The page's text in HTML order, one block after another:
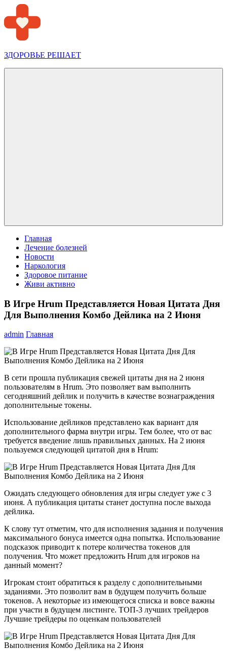
Перейти
к
содержимому
ЗДОРОВЬЕ РЕШАЕТ
Главная
Лечение болезней
Новости
Наркология
Здоровое питание
Живи активно
В Игре Hrum Представляется Новая Цитата Дня
Для Выполнения Комбо Дейлика на 2 Июня
admin Главная
В сети прошла публикация свежей цитаты дня на 2 июня
пользователям в Hrum. Это позволяет вам выполнить
сегодняшний дейлик и получить в качестве вознаграждения
дополнительные токены.
Использование дейликов представлено как вариант для
дополнительного фарма внутри игры. Тем более, что от вас
требуется введение лишь правильных данных. На 2 июня
пользуемся следующей цитатой дня в Hrum:
Ожидать следующего обновления для игры следует уже с 3
июня. А публикация цитаты станет доступна после выхода
дейлика.
К слову тут отметим, что для исполнения задания и получения
максимального бонуса имеется одна попытка. Использование
подсказок приводит к потере количества токенов для
получения. Что может предложить Hrum для игроков на
данный момент?
Игрокам стоит обратиться к разделу с дополнительными
заданиями. Это позволит вам в будущем получить больше
токенов. А некоторые из имеющегося списка и вовсе важны
при участи в будущем листинге. ТОП-3 лучших трейдеров
Лучшие трейдеры по оценкам пользователей